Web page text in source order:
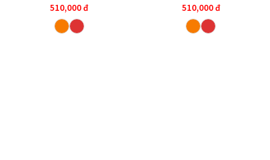
510,000đ
510,000đ